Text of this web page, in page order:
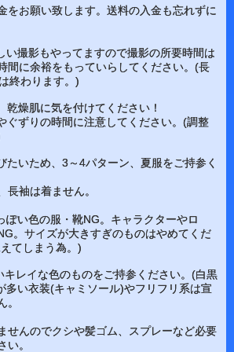
をお願い致します。送料の入金も忘れずに
撮影もやってますので撮影の所要時間は
間に余裕をもっていらしてください。(長
終わります。)
燥肌に気を付けてください！
ぐずりの時間に注意してください。(調整
いため、3～4パターン、夏服をご持参く
長袖は着ません。
い色の服・靴NG。キャラクターやロ
。サイズが大きすぎのものはやめてくだ
てしまう為。)
キレイな色のものをご持参ください。(白黒
多い衣装(キャミソール)やフリフリ系は宣
。
せんのでクシや髪ゴム、スプレーなど必要
い。